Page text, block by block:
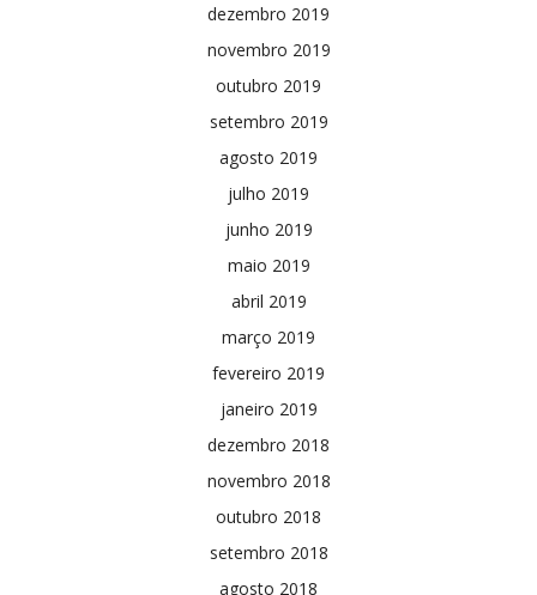
dezembro 2019
novembro 2019
outubro 2019
setembro 2019
agosto 2019
julho 2019
junho 2019
maio 2019
abril 2019
março 2019
fevereiro 2019
janeiro 2019
dezembro 2018
novembro 2018
outubro 2018
setembro 2018
agosto 2018